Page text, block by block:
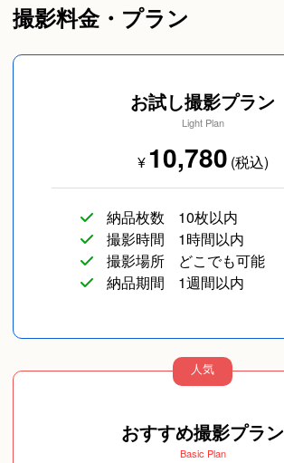
撮影料金・プラン
お試し撮影プラン
Light Plan
¥10,780 (税込)
納品枚数
10枚以内
撮影時間
1時間以内
撮影場所
どこでも可能
納品期間
1週間以内
人気
おすすめ撮影プラン
Basic Plan